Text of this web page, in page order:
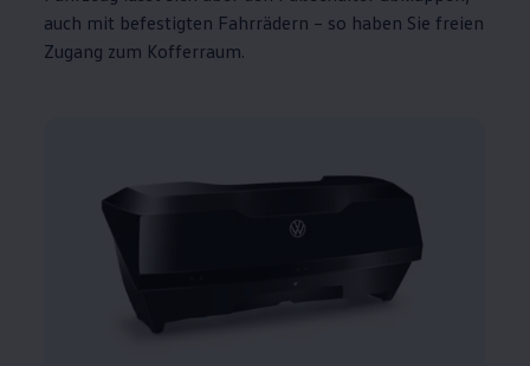
auch mit befestigten Fahrrädern – so haben Sie freien
Zugang zum Kofferraum.